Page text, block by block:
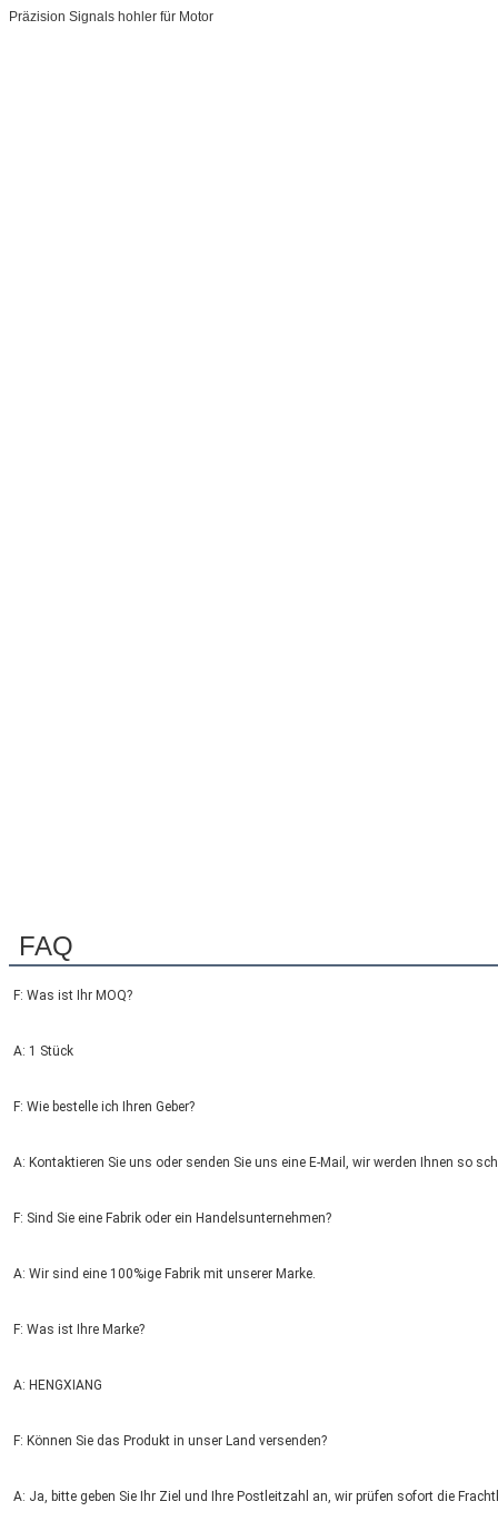
FAQ
F: Was ist Ihr MOQ?
A: 1 Stück
F: Wie bestelle ich Ihren Geber?
A: Kontaktieren Sie uns oder senden Sie uns eine E-Mail, wir werden Ihnen so
F: Sind Sie eine Fabrik oder ein Handelsunternehmen?
A: Wir sind eine 100%ige Fabrik mit unserer Marke.
F: Was ist Ihre Marke?
A: HENGXIANG
F: Können Sie das Produkt in unser Land versenden?
A: Ja, bitte geben Sie Ihr Ziel und Ihre Postleitzahl an, wir prüfen sofort die